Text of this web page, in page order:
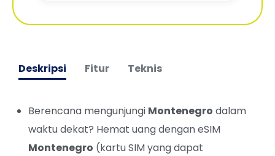
Deskripsi Fitur Teknis
Berencana mengunjungi Montenegro dalam
waktu dekat? Hemat uang dengan eSIM
Montenegro (kartu SIM yang dapat